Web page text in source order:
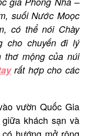
suối Nước Moọc
có thể nói Chày
cho chuyến đi lý
thơ mộng của núi
rất hợp cho các
vườn Quốc Gia
khách sạn và